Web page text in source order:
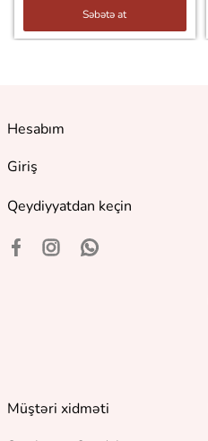
Səbətə at
Hesabım
Giriş
Qeydiyyatdan keçin
Müştəri xidməti